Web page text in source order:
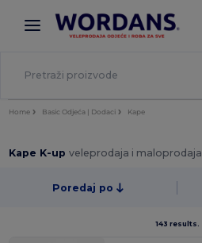
× Aplikacija Wordans
Bolje cijene u aplikaciji!
Home Basic Odjeća | Dodaci Kape
Kape K-upveleprodaja i maloprodaja
Poredaj po
143 results.